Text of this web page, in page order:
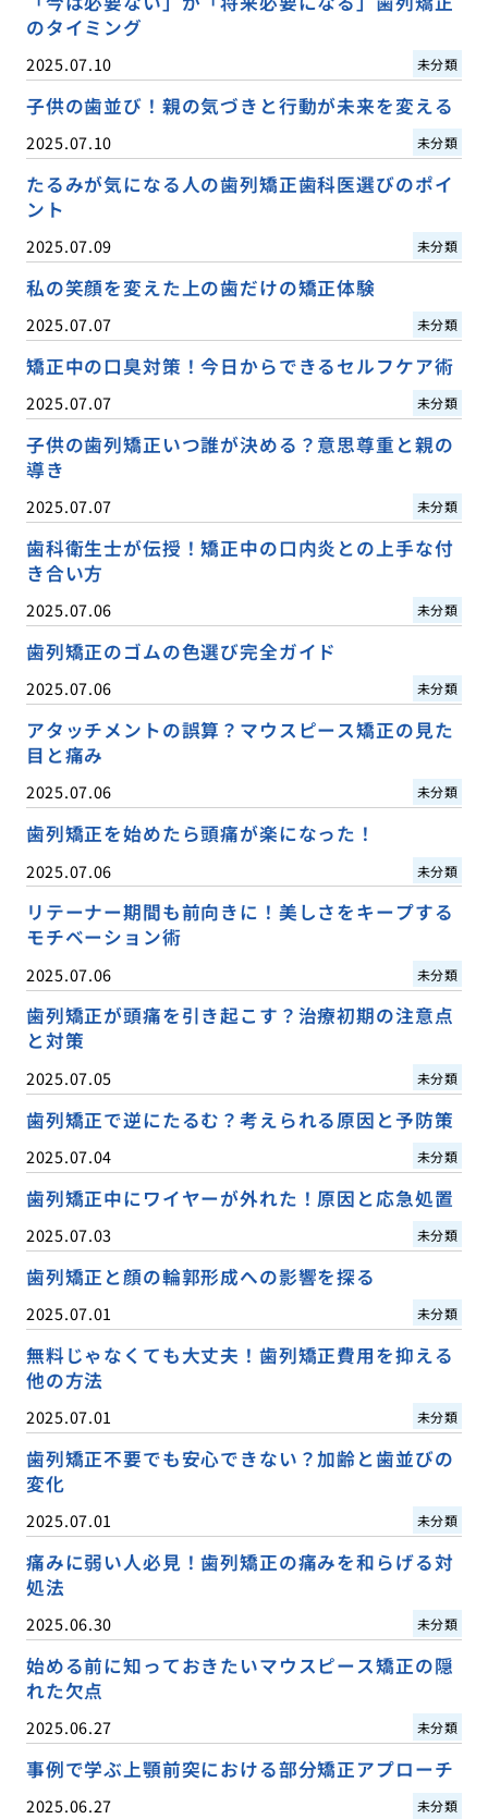
のタイミング
2025.07.10 未分類
子供の歯並び！親の気づきと行動が未来を変える
2025.07.10 未分類
たるみが気になる人の歯列矯正歯科医選びのポイ
ント
2025.07.09 未分類
私の笑顔を変えた上の歯だけの矯正体験
2025.07.07 未分類
矯正中の口臭対策！今日からできるセルフケア術
2025.07.07 未分類
子供の歯列矯正いつ誰が決める？意思尊重と親の
導き
2025.07.07 未分類
歯科衛生士が伝授！矯正中の口内炎との上手な付
き合い方
2025.07.06 未分類
歯列矯正のゴムの色選び完全ガイド
2025.07.06 未分類
アタッチメントの誤算？マウスピース矯正の見た
目と痛み
2025.07.06 未分類
歯列矯正を始めたら頭痛が楽になった！
2025.07.06 未分類
リテーナー期間も前向きに！美しさをキープする
モチベーション術
2025.07.06 未分類
歯列矯正が頭痛を引き起こす？治療初期の注意点
と対策
2025.07.05 未分類
歯列矯正で逆にたるむ？考えられる原因と予防策
2025.07.04 未分類
歯列矯正中にワイヤーが外れた！原因と応急処置
2025.07.03 未分類
歯列矯正と顔の輪郭形成への影響を探る
2025.07.01 未分類
無料じゃなくても大丈夫！歯列矯正費用を抑える
他の方法
2025.07.01 未分類
歯列矯正不要でも安心できない？加齢と歯並びの
変化
2025.07.01 未分類
痛みに弱い人必見！歯列矯正の痛みを和らげる対
処法
2025.06.30 未分類
始める前に知っておきたいマウスピース矯正の隠
れた欠点
2025.06.27 未分類
事例で学ぶ上顎前突における部分矯正アプローチ
2025.06.27 未分類